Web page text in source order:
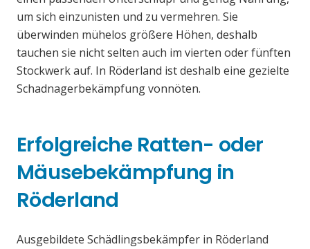
um sich einzunisten und zu vermehren. Sie
überwinden mühelos größere Höhen, deshalb
tauchen sie nicht selten auch im vierten oder fünften
Stockwerk auf. In Röderland ist deshalb eine gezielte
Schadnagerbekämpfung vonnöten.
Erfolgreiche Ratten- oder
Mäusebekämpfung in
Röderland
Ausgebildete Schädlingsbekämpfer in Röderland